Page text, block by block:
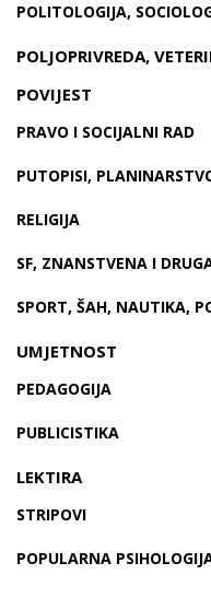
POLITOLOGIJA,
POLJOPRIVREDA,
POVIJEST
PRAVO I SOCIJALNI RAD
PUTOPISI,
RELIGIJA
SF, ZNANSTVENA I
SPORT, ŠAH, NAUTIKA,
UMJETNOST
PEDAGOGIJA
PUBLICISTIKA
LEKTIRA
STRIPOVI
POPULARNA